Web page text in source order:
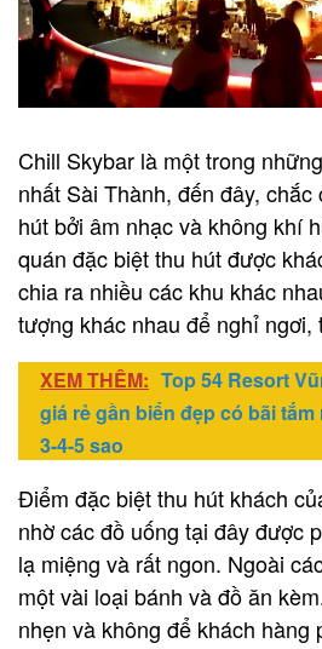
Chill Skybar là một trong
nhất Sài Thành, đến đây,
hút bởi âm nhạc và không khí
quán đặc biệt thu hút được
chia ra nhiều các khu khác
tượng khác nhau để nghỉ ngơi,
XEM THÊM: Top 54 Resort
giá rẻ gần biển đẹp có bãi tắm
3-4-5 sao
Điểm đặc biệt thu hút khách
nhờ các đồ uống tại đây được
lạ miệng và rất ngon. Ngoài
một vài loại bánh và đồ ăn
nhẹn và không để khách hàng